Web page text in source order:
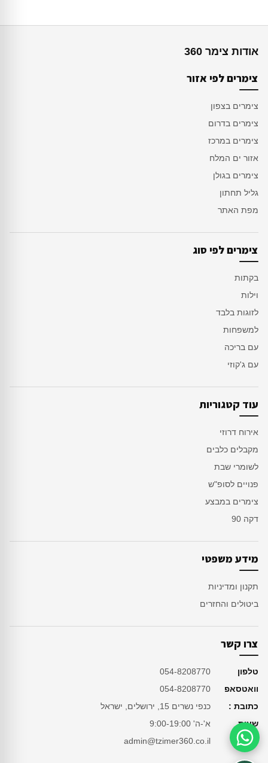
אודות צימר 360
צימרים לפי אזור
צימרים בצפון
צימרים בדרום
צימרים במרכז
אזור ים המלח
צימרים בגולן
גליל תחתון
מפת האתר
צימרים לפי סוג
בקתות
וילות
לזוגות בלבד
למשפחות
עם בריכה
עם ג'קוזי
עוד קטגוריות
אירוח דרוזי
מקבלים כלבים
לשומרי שבת
פנויים לסופ"ש
צימרים במבצע
דקה 90
מידע משפטי
תקנון ומדיניות
ביטולים והחזרים
צרו קשר
טלפון
054-8208770
וואטסאפ
054-8208770
כתובת :
כנפי נשרים 15, ירושלים, ישראל
שעות
א'-ה' 9:00-19:00
מייל
admin@tzimer360.co.ilסיוע בהזמנה